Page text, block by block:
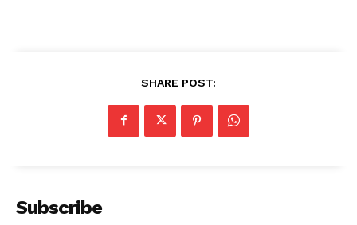
SHARE POST:
Subscribe